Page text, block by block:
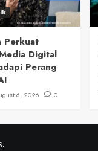
Perkuat
Digital
Perang
6, 2026 0